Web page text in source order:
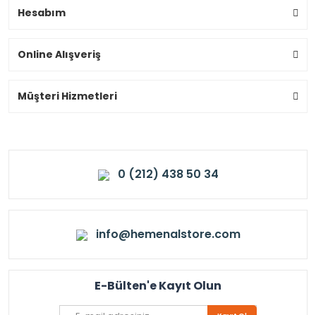
Hesabım
Online Alışveriş
Müşteri Hizmetleri
0 (212) 438 50 34
info@hemenalstore.com
E-Bülten'e Kayıt Olun